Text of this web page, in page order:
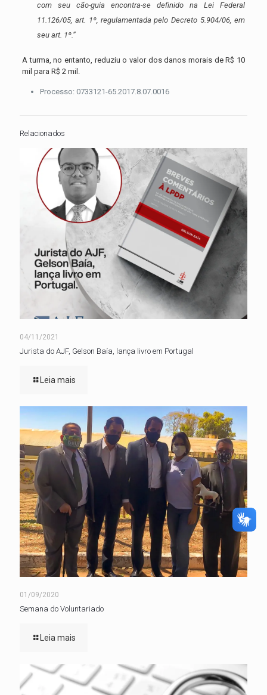
com seu cão-guia encontra-se definido naLei Federal
11.126/05, art. 1º, regulamentada peloDecreto 5.904/06, em
seu art. 1º.”
A turma, no entanto, reduziu o valor dos danos morais de R$ 10
mil para R$ 2 mil.
Processo: 0733121-65.2017.8.07.0016
Relacionados
04/11/2021
Jurista do AJF, Gelson Baía, lança livro em Portugal
Leia mais
01/09/2020
Semana do Voluntariado
Leia mais